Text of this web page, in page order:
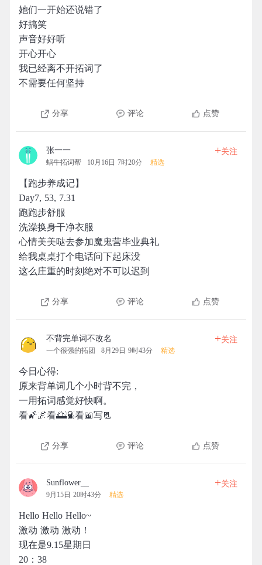
她们一开始还说错了
好搞笑
声音好好听
开心开心
我已经离不开拓词了
不需要任何坚持
分享 评论 点赞
张一一
蜗牛拓词帮 10月16日 7时20分 精选
+关注
【跑步养成记】
Day7, 53, 7.31
跑跑步舒服
洗澡换身干净衣服
心情美美哒去参加魔鬼营毕业典礼
给我桌桌打个电话问下起床没
这么庄重的时刻绝对不可以迟到
分享 评论 点赞
不背完单词不改名
一个很强的拓团 8月29日 9时43分 精选
+关注
今日心得:
原来背单词几个小时背不完，
一用拓词感觉好快啊。
看🌠🌌看🌅🌇看📖写📃
分享 评论 点赞
Sunflower__
9月15日 20时43分 精选
+关注
Hello Hello Hello~
激动 激动 激动！
现在是9.15星期日
20：38